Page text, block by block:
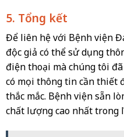
5. Tổng kết
Để liên hệ với Bệnh viện
độc giả có thể sử dụng
điện thoại mà chúng tôi
có mọi thông tin cần thiết
thắc mắc. Bệnh viện sẵn
chất lượng cao nhất trong